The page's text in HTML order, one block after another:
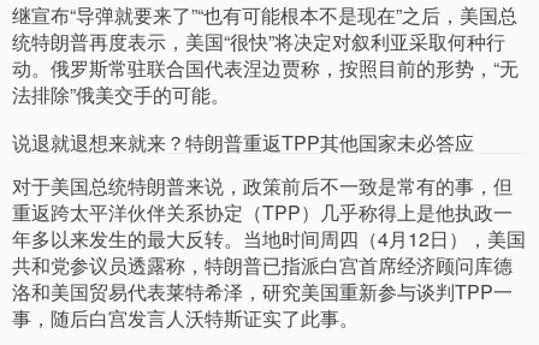
继宣布“导弹就要来了”“也有可能根本不是现在”之后，美国总
统特朗普再度表示，美国“很快”将决定对叙利亚采取何种行
动。俄罗斯常驻联合国代表涅边贾称，按照目前的形势，“无
法排除”俄美交手的可能。
说退就退想来就来？特朗普重返TPP其他国家未必答应
对于美国总统特朗普来说，政策前后不一致是常有的事，但
重返跨太平洋伙伴关系协定（TPP）几乎称得上是他执政一
年多以来发生的最大反转。当地时间周四（4月12日），美国
共和党参议员透露称，特朗普已指派白宫首席经济顾问库德
洛和美国贸易代表莱特希泽，研究美国重新参与谈判TPP一
事，随后白宫发言人沃特斯证实了此事。